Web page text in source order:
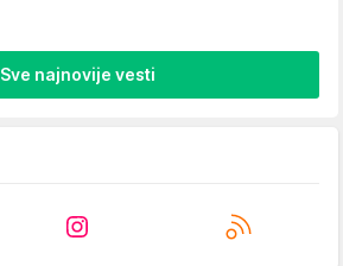
Sve najnovije vesti